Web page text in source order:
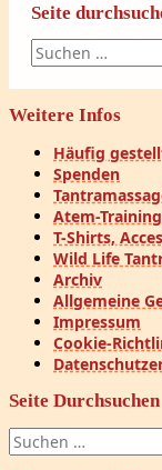
Seite
Suchen
nach:
Weitere Infos
Häufig
Spenden
Atem-
T-Shirts,
Wild Life
Archiv
Allgemeine
Impressum
Cookie-
Seite Durchsuchen
Suchen
nach: